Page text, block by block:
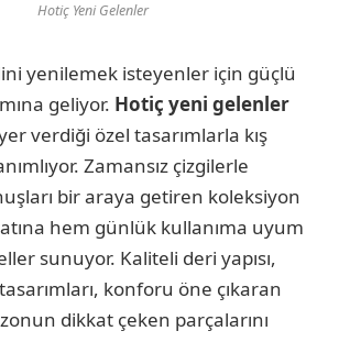
Hotiç Yeni Gelenler
yenilemek isteyenler için güçlü
geliyor. Hotiç yeni gelenler
verdiği özel tasarımlarla kış
Zamansız çizgilerle
bir araya getiren koleksiyon
hem günlük kullanıma uyum
sunuyor. Kaliteli deri yapısı,
konforu öne çıkaran
dikkat çeken parçalarını